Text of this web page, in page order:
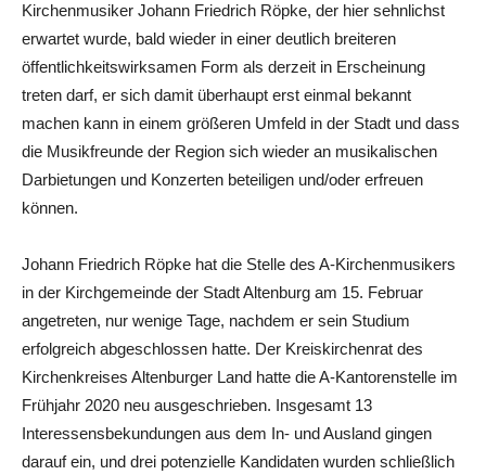
Kirchenmusiker Johann Friedrich Röpke, der hier sehnlichst
erwartet wurde, bald wieder in einer deutlich breiteren
öffentlichkeitswirksamen Form als derzeit in Erscheinung
treten darf, er sich damit überhaupt erst einmal bekannt
machen kann in einem größeren Umfeld in der Stadt und dass
die Musikfreunde der Region sich wieder an musikalischen
Darbietungen und Konzerten beteiligen und/oder erfreuen
können.
Johann Friedrich Röpke hat die Stelle des A-Kirchenmusikers
in der Kirchgemeinde der Stadt Altenburg am 15. Februar
angetreten, nur wenige Tage, nachdem er sein Studium
erfolgreich abgeschlossen hatte. Der Kreiskirchenrat des
Kirchenkreises Altenburger Land hatte die A-Kantorenstelle im
Frühjahr 2020 neu ausgeschrieben. Insgesamt 13
Interessensbekundungen aus dem In- und Ausland gingen
darauf ein, und drei potenzielle Kandidaten wurden schließlich